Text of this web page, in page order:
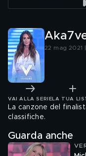
22 mag 2021
VAI ALLA SERIE LA TUA
La canzone del
classifiche.
Guarda anche